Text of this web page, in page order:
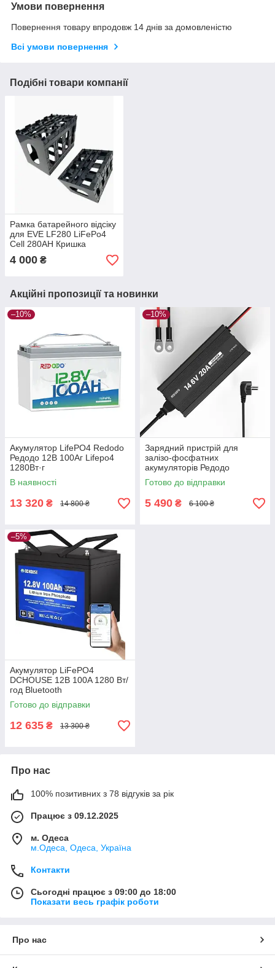
Умови повернення
Повернення товару впродовж 14 днів за домовленістю
Всі умови повернення
Подібні товари компанії
Рамка батарейного відсіку
для EVE LF280 LiFePo4
Cell 280AH Кришка
батарейного відсіку на 8
ячейки
4 000 ₴
Акційні пропозиції та новинки
–10%
Акумулятор LifePO4 Redodo
Редодо 12В 100Аг Lifepo4
1280Вт·г
В наявності
13 320 ₴ 14 800 ₴
–10%
Зарядний пристрій для
залізо-фосфатних
акумуляторів Редодо
Redodo14,6В 20A Lifepo4
Готово до відправки
5 490 ₴ 6 100 ₴
–5%
Акумулятор LiFePO4
DCHOUSE 12В 100A 1280 Вт/
год Bluetooth
Готово до відправки
12 635 ₴ 13 300 ₴
Про нас
100% позитивних з 78 відгуків за рік
Працює з 09.12.2025
м. Одеса
м.Одеса, Одеса, Україна
Контакти
Сьогодні працює з 09:00 до 18:00
Показати весь графік роботи
Про нас